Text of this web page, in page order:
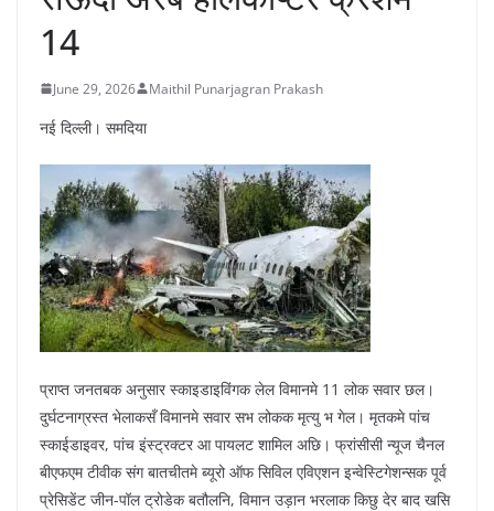
14
June 29, 2026 Maithil Punarjagran Prakash
नई दिल्ली। समदिया
प्राप्त जनतबक अनुसार स्काइडाइविंगक लेल विमानमे 11 लोक सवार छल।
दुर्घटनाग्रस्त भेलाकसँ विमानमे सवार सभ लोकक मृत्यु भ गेल। मृतकमे पांच
स्काईडाइवर, पांच इंस्ट्रक्टर आ पायलट शामिल अछि। फ्रांसीसी न्यूज चैनल
बीएफएम टीवीक संग बातचीतमे ब्यूरो ऑफ सिविल एविएशन इन्वेस्टिगेशन्सक पूर्व
प्रेसिडेंट जीन-पॉल ट्रोडेक बतौलनि, विमान उड़ान भरलाक किछु देर बाद खसि